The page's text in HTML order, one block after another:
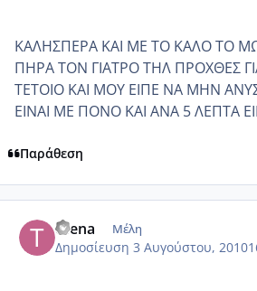
KAΛΗΣΠΕΡΑ ΚΑΙ ΜΕ ΤΟ ΚΑΛΟ ΤΟ
ΠΗΡΑ ΤΟΝ ΓΙΑΤΡΟ ΤΗΛ ΠΡΟΧΘΕΣ
ΤΕΤΟΙΟ ΚΑΙ ΜΟΥ ΕΙΠΕ ΝΑ ΜΗΝ
ΕΙΝΑΙ ΜΕ ΠΟΝΟ ΚΑΙ ΑΝΑ 5 ΛΕΠΤΑ
Παράθεση
thena Μέλη
Δημοσίευση 3 Αυγούστου, 2010